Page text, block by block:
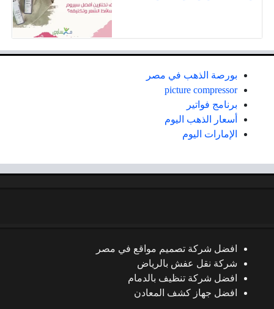
بورصة الذهب في مصر
picture compressor
برنامج فواتير
أسعار الذهب اليوم
الإمارات اليوم
افضل شركة تصميم مواقع في مصر
شركة نقل عفش بالرياض
افضل شركة تنظيف بالدمام
افضل جهاز كشف المعادن